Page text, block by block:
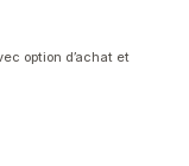
option d’achat et